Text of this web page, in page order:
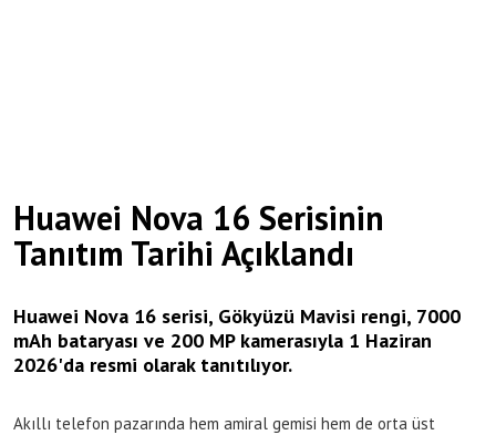
Huawei Nova 16 Serisinin
Tanıtım Tarihi Açıklandı
Huawei Nova 16 serisi, Gökyüzü Mavisi rengi, 7000
mAh bataryası ve 200 MP kamerasıyla 1 Haziran
2026'da resmi olarak tanıtılıyor.
Akıllı telefon pazarında hem amiral gemisi hem de orta üst